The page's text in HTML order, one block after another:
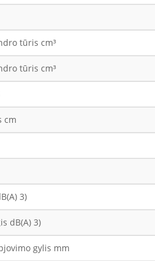
tūris cm³
tūris cm³
cm
3)
dB(A) 3)
gylis mm